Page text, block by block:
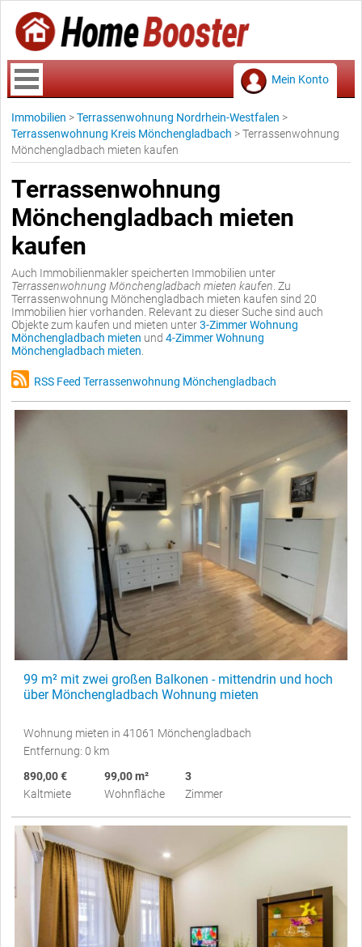
Mein Konto
Immobilien >Terrassenwohnung Nordrhein-Westfalen >
Terrassenwohnung Kreis Mönchengladbach >Terrassenwohnung
Mönchengladbach mieten kaufen
Terrassenwohnung
Mönchengladbach mieten
kaufen
Auch Immobilienmakler speicherten Immobilien unter
Terrassenwohnung Mönchengladbach mieten kaufen . Zu
Terrassenwohnung Mönchengladbach mieten kaufen sind 20
Immobilien hier vorhanden. Relevant zu dieser Suche sind auch
Objekte zum kaufen und mieten unter3-Zimmer Wohnung
Mönchengladbach mieten und 4-Zimmer Wohnung
Mönchengladbach mieten
RSS Feed Terrassenwohnung Mönchengladbach
99 m² mit zwei großen Balkonen - mittendrin und hoch
über Mönchengladbach Wohnung mieten
Wohnung mieten in 41061 Mönchengladbach
Entfernung: 0 km
890,00 €
Kaltmiete
99,00 m²
Wohnfläche
3
Zimmer